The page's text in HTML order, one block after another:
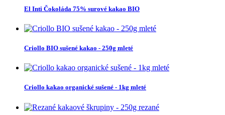
El Inti Čokoláda 75% surové kakao BIO
Criollo BIO sušené kakao - 250g mleté
Criollo kakao organické sušené - 1kg mleté